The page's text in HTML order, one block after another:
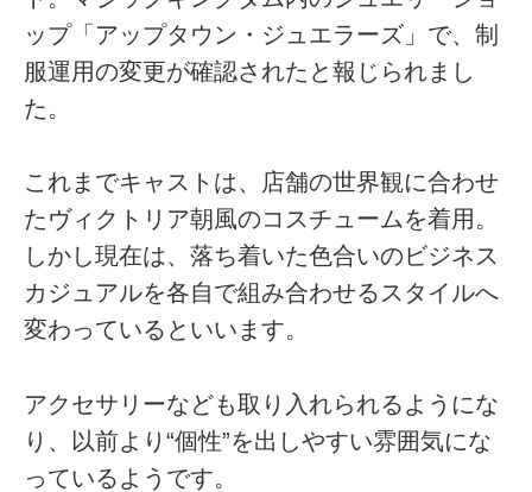
ップ「アップタウン・ジュエラーズ」で、制
服運用の変更が確認されたと報じられまし
た。
これまでキャストは、店舗の世界観に合わせ
たヴィクトリア朝風のコスチュームを着用。
しかし現在は、落ち着いた色合いのビジネス
カジュアルを各自で組み合わせるスタイルへ
変わっているといいます。
アクセサリーなども取り入れられるようにな
り、以前より“個性”を出しやすい雰囲気にな
っているようです。